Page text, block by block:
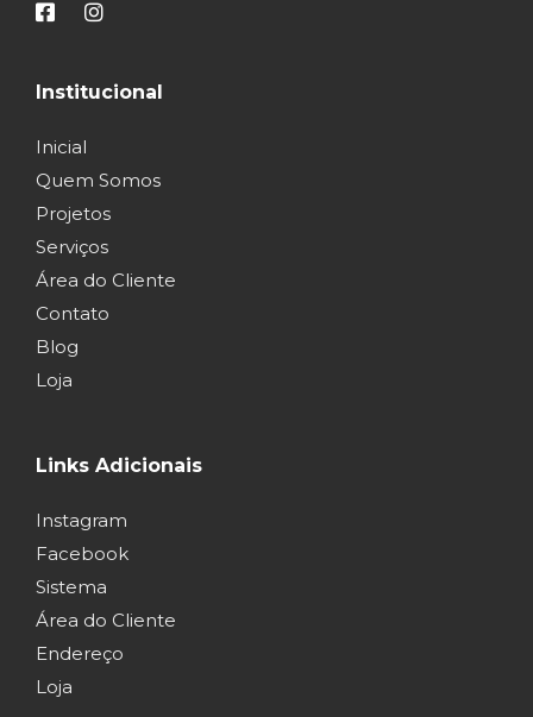
Institucional
Inicial
Quem Somos
Projetos
Serviços
Área do Cliente
Contato
Blog
Loja
Links Adicionais
Instagram
Facebook
Sistema
Área do Cliente
Endereço
Loja